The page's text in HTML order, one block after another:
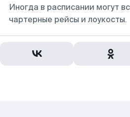
Иногда в расписании могут
чартерные рейсы и лоукосты.